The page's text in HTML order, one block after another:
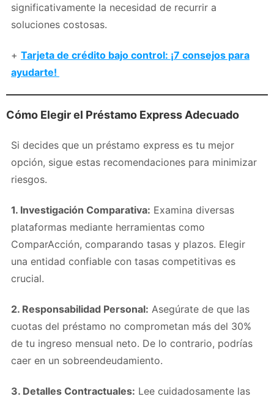
significativamente la necesidad de recurrir a
soluciones costosas.
+ Tarjeta de crédito bajo control: ¡7 consejos para
ayudarte!
Cómo Elegir el Préstamo Express Adecuado
Si decides que un préstamo express es tu mejor
opción, sigue estas recomendaciones para minimizar
riesgos.
1. Investigación Comparativa: Examina diversas
plataformas mediante herramientas como
ComparAcción, comparando tasas y plazos. Elegir
una entidad confiable con tasas competitivas es
crucial.
2. Responsabilidad Personal: Asegúrate de que las
cuotas del préstamo no comprometan más del 30%
de tu ingreso mensual neto. De lo contrario, podrías
caer en un sobreendeudamiento.
3. Detalles Contractuales: Lee cuidadosamente las